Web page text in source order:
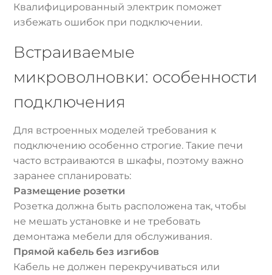
Квалифицированный электрик поможет
избежать ошибок при подключении.
Встраиваемые
микроволновки: особенности
подключения
Для встроенных моделей требования к
подключению особенно строгие. Такие печи
часто встраиваются в шкафы, поэтому важно
заранее спланировать:
Размещение розетки
Розетка должна быть расположена так, чтобы
не мешать установке и не требовать
демонтажа мебели для обслуживания.
Прямой кабель без изгибов
Кабель не должен перекручиваться или